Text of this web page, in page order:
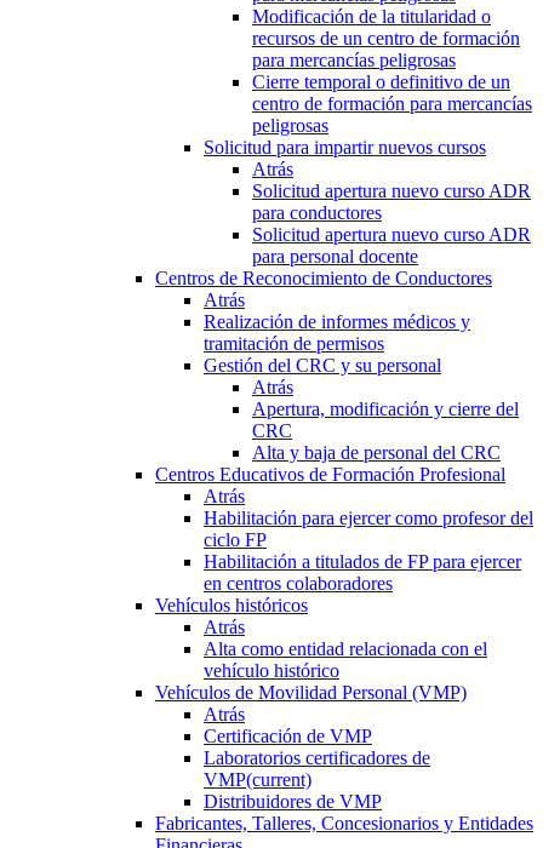
Modificación de la titularidad o
recursos de un centro de formación
para mercancías peligrosas
Cierre temporal o definitivo de un
centro de formación para mercancías
peligrosas
Solicitud para impartir nuevos cursos
Atrás
Solicitud apertura nuevo curso ADR
para conductores
Solicitud apertura nuevo curso ADR
para personal docente
Centros de Reconocimiento de Conductores
Atrás
Realización de informes médicos y
tramitación de permisos
Gestión del CRC y su personal
Atrás
Apertura, modificación y cierre del
CRC
Alta y baja de personal del CRC
Centros Educativos de Formación Profesional
Atrás
Habilitación para ejercer como profesor del
ciclo FP
Habilitación a titulados de FP para ejercer
en centros colaboradores
Vehículos históricos
Atrás
Alta como entidad relacionada con el
vehículo histórico
Vehículos de Movilidad Personal (VMP)
Atrás
Certificación de VMP
Laboratorios certificadores de
VMP(current)
Distribuidores de VMP
Fabricantes, Talleres, Concesionarios y Entidades